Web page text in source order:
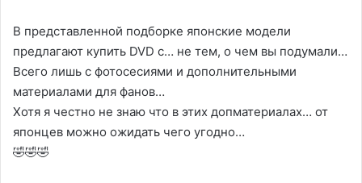
В представленной подборке японские модели
предлагают купить DVD с… не тем, о чем вы подумали…
Всего лишь с фотосесиями и дополнительными
материалами для фанов…
Хотя я честно не знаю что в этих допматериалах… от
японцев можно ожидать чего угодно…
🤣🤣🤣